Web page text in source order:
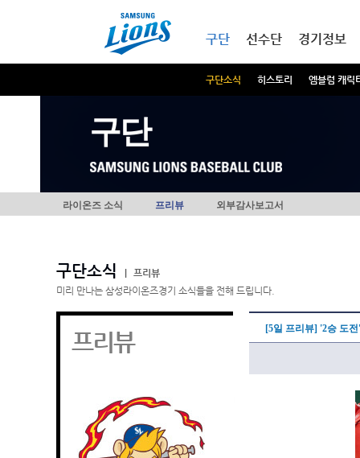
구단
구단소식 히스토리 엠블럼 캐릭
선수단 경기정보
구단
라이온즈 소식 프리뷰 외부감사보고서
구단소식
프리뷰
미리 만나는 삼성라이온즈경기 소식들을 전해 드립니다.
프리뷰 [5일 프리뷰] '2승 도